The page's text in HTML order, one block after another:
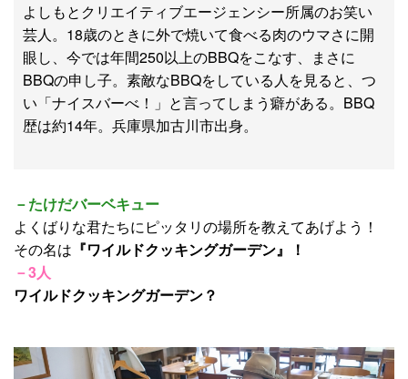
よしもとクリエイティブエージェンシー所属のお笑い
芸人。18歳のときに外で焼いて食べる肉のウマさに開
眼し、今では年間250以上のBBQをこなす、まさに
BBQの申し子。素敵なBBQをしている人を見ると、つ
い「ナイスバーべ！」と言ってしまう癖がある。BBQ
歴は約14年。兵庫県加古川市出身。
－たけだバーベキュー
よくばりな君たちにピッタリの場所を教えてあげよう！
その名は 『ワイルドクッキングガーデン』！
－3人
ワイルドクッキングガーデン？